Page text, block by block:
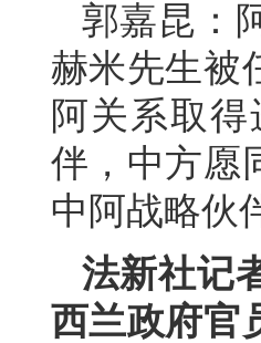
郭嘉昆：
赫米先生被
阿关系取
伴，中方愿
中阿战略伙
法新社记
西兰政府官